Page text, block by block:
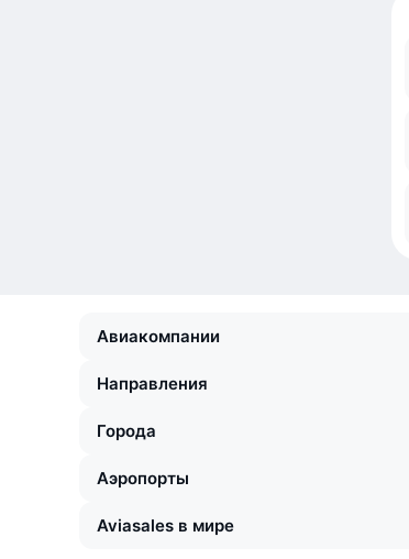
Авиакомпании
Направления
Города
Аэропорты
Aviasales в мире